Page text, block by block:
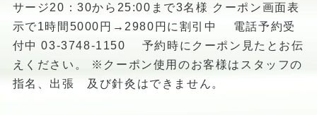
サージ20：30から25:00まで3名様 クーポン画面表
示で1時間5000円→2980円に割引中 電話予約受
付中 03-3748-1150 予約時にクーポン見たとお伝
えください。 ※クーポン使用のお客様はスタッフの
指名、出張 及び針灸はできません。